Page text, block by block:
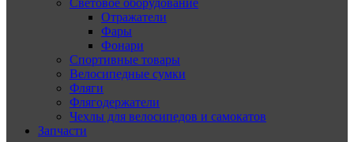
Световое оборудование
Отражатели
Фары
Фонари
Спортивные товары
Велосипедные сумки
Фляги
Флягодержатели
Чехлы для велосипедов и самокатов
Запчасти